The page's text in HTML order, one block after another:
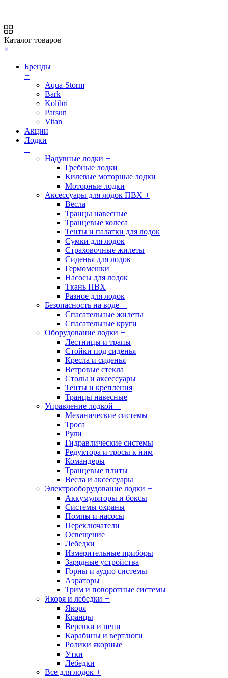
Каталог товаров
×
Бренды
+
Aqua-Storm
Bark
Kolibri
Parsun
Vitan
Акции
Лодки
+
Надувные лодки +
Гребные лодки
Килевые моторные лодки
Моторные лодки
Аксессуары для лодок ПВХ +
Весла
Транцы навесные
Транцевые колеса
Тенты и палатки для лодок
Сумки для лодок
Страховочные жилеты
Сиденья для лодок
Гермомешки
Насосы для лодок
Ткань ПВХ
Разное для лодок
Безопасность на воде +
Спасательные жилеты
Спасательные круги
Оборудование лодки +
Лестницы и трапы
Стойки под сиденья
Кресла и сиденья
Ветровые стекла
Столы и аксессуары
Тенты и крепления
Транцы навесные
Управление лодкой +
Механические системы
Троса
Рули
Гидравлические системы
Редуктора и тросы к ним
Командеры
Транцевые плиты
Весла и аксессуары
Электрооборудование лодки +
Аккумуляторы и боксы
Системы охраны
Помпы и насосы
Переключатели
Освещение
Лебедки
Измерительные приборы
Зарядные устройства
Горны и аудио системы
Аэраторы
Трим и поворотные системы
Якоря и лебедки +
Якоря
Кранцы
Веревки и цепи
Карабины и вертлюги
Ролики якорные
Утки
Лебедки
Все для лодок +